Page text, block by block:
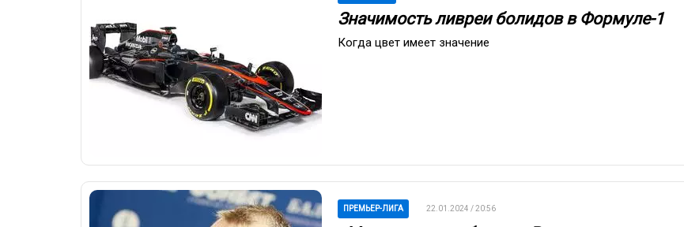
Значимость ливреи болидов в Формуле-1
Когда цвет имеет значение
ПРЕМЬЕР-ЛИГА 22.01.2024 / 20:56